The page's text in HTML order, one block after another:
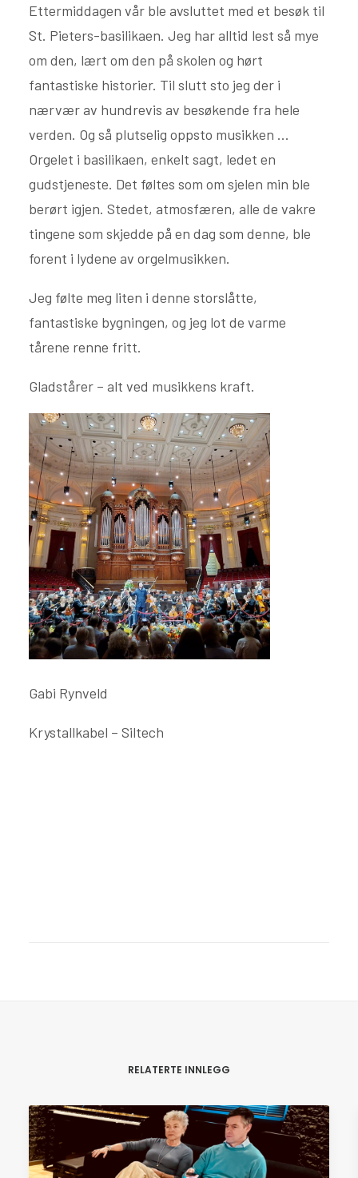
Ettermiddagen vår ble avsluttet med et besøk til
St. Pieters-basilikaen. Jeg har alltid lest så mye
om den, lært om den på skolen og hørt
fantastiske historier. Til slutt sto jeg der i
nærvær av hundrevis av besøkende fra hele
verden. Og så plutselig oppsto musikken ...
Orgelet i basilikaen, enkelt sagt, ledet en
gudstjeneste. Det føltes som om sjelen min ble
berørt igjen. Stedet, atmosfæren, alle de vakre
tingene som skjedde på en dag som denne, ble
forent i lydene av orgelmusikken.
Jeg følte meg liten i denne storslåtte,
fantastiske bygningen, og jeg lot de varme
tårene renne fritt.
Gladstårer – alt ved musikkens kraft.
Gabi Rynveld
Krystallkabel – Siltech
RELATERTE INNLEGG